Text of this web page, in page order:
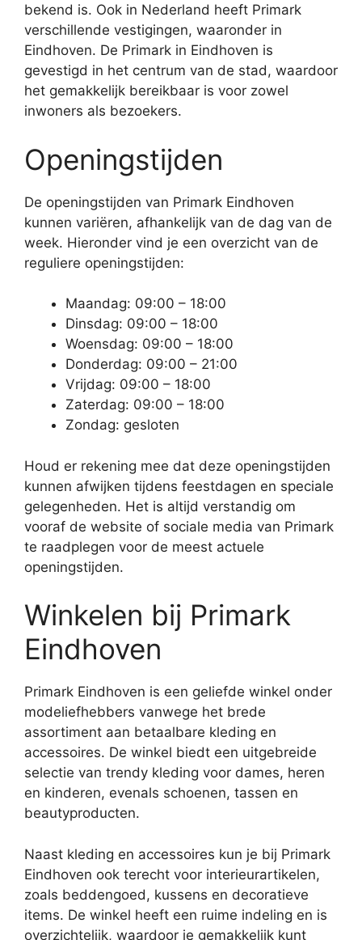
bekend is. Ook in Nederland heeft Primark
verschillende vestigingen, waaronder in
Eindhoven. De Primark in Eindhoven is
gevestigd in het centrum van de stad, waardoor
het gemakkelijk bereikbaar is voor zowel
inwoners als bezoekers.
Openingstijden
De openingstijden van Primark Eindhoven
kunnen variëren, afhankelijk van de dag van de
week. Hieronder vind je een overzicht van de
reguliere openingstijden:
Maandag: 09:00 – 18:00
Dinsdag: 09:00 – 18:00
Woensdag: 09:00 – 18:00
Donderdag: 09:00 – 21:00
Vrijdag: 09:00 – 18:00
Zaterdag: 09:00 – 18:00
Zondag: gesloten
Houd er rekening mee dat deze openingstijden
kunnen afwijken tijdens feestdagen en speciale
gelegenheden. Het is altijd verstandig om
vooraf de website of sociale media van Primark
te raadplegen voor de meest actuele
openingstijden.
Winkelen bij Primark
Eindhoven
Primark Eindhoven is een geliefde winkel onder
modeliefhebbers vanwege het brede
assortiment aan betaalbare kleding en
accessoires. De winkel biedt een uitgebreide
selectie van trendy kleding voor dames, heren
en kinderen, evenals schoenen, tassen en
beautyproducten.
Naast kleding en accessoires kun je bij Primark
Eindhoven ook terecht voor interieurartikelen,
zoals beddengoed, kussens en decoratieve
items. De winkel heeft een ruime indeling en is
overzichtelijk, waardoor je gemakkelijk kunt